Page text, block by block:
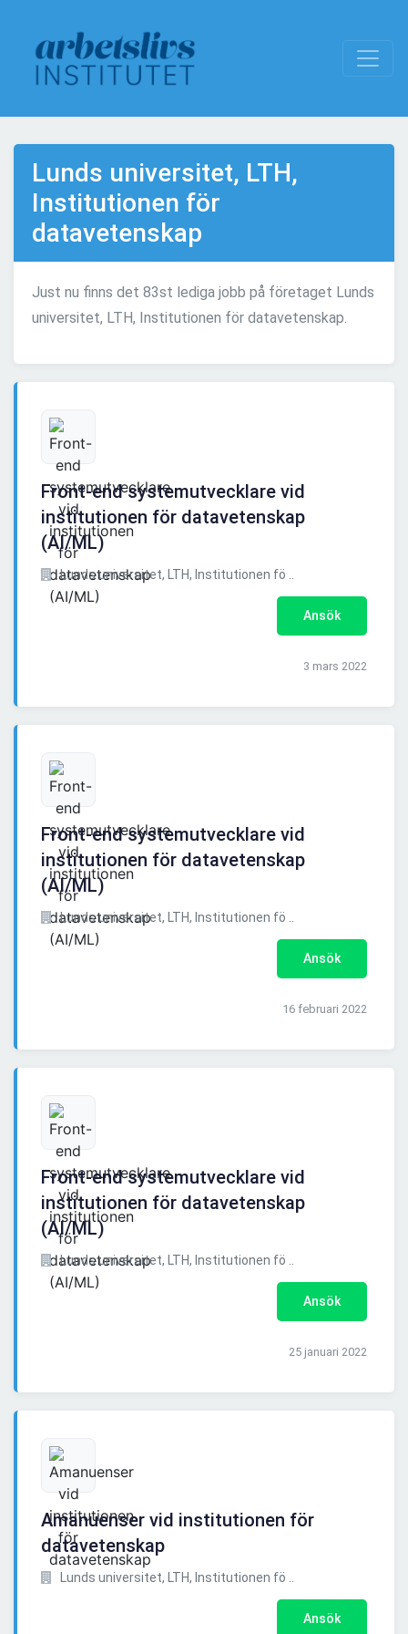
Lunds universitet, LTH,
Institutionen för
datavetenskap
Just nu finns det 83st lediga jobb på företaget Lunds
universitet, LTH, Institutionen för datavetenskap.
Front-end systemutvecklare vid
institutionen för datavetenskap
(AI/ML)
Lunds universitet, LTH, Institutionen fö ..
Ansök
3 mars 2022
Front-end systemutvecklare vid
institutionen för datavetenskap
(AI/ML)
Lunds universitet, LTH, Institutionen fö ..
Ansök
16 februari 2022
Front-end systemutvecklare vid
institutionen för datavetenskap
(AI/ML)
Lunds universitet, LTH, Institutionen fö ..
Ansök
25 januari 2022
Amanuenser vid institutionen för
datavetenskap
Lunds universitet, LTH, Institutionen fö ..
Ansök